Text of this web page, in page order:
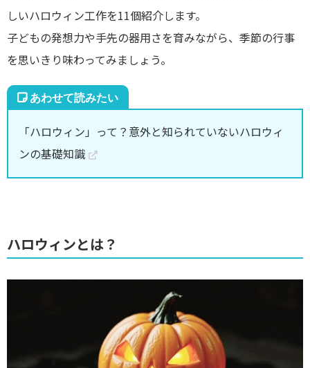
しいハロウィン工作を11個紹介します。
子どもの発想力や手先の器用さを育みながら、季節の行事
を思いきり味わってみましょう。
「ハロウィン」って？意外と知られていないハロウィ
ンの基礎知識
ハロウィンとは？